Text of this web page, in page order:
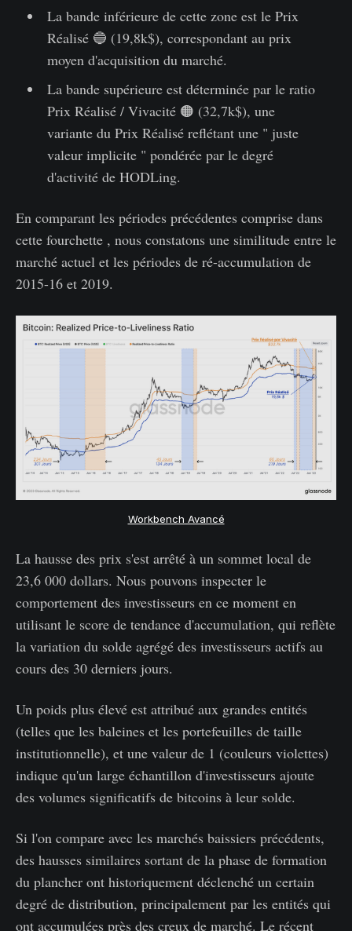
La bande inférieure de cette zone est le Prix
Réalisé 🔵 (19,8k$), correspondant au prix
moyen d'acquisition du marché.
La bande supérieure est déterminée par le ratio
Prix Réalisé / Vivacité 🟠 (32,7k$), une
variante du Prix Réalisé reflétant une " juste
valeur implicite " pondérée par le degré
d'activité de HODLing.
En comparant les périodes précédentes comprise dans
cette fourchette , nous constatons une similitude entre le
marché actuel et les périodes de ré-accumulation de
2015-16 et 2019.
Workbench Avancé
La hausse des prix s'est arrêté à un sommet local de
23,6 000 dollars. Nous pouvons inspecter le
comportement des investisseurs en ce moment en
utilisant le score de tendance d'accumulation, qui reflète
la variation du solde agrégé des investisseurs actifs au
cours des 30 derniers jours.
Un poids plus élevé est attribué aux grandes entités
(telles que les baleines et les portefeuilles de taille
institutionnelle), et une valeur de 1 (couleurs violettes)
indique qu'un large échantillon d'investisseurs ajoute
des volumes significatifs de bitcoins à leur solde.
Si l'on compare avec les marchés baissiers précédents,
des hausses similaires sortant de la phase de formation
du plancher ont historiquement déclenché un certain
degré de distribution, principalement par les entités qui
ont accumulées près des creux de marché. Le récent